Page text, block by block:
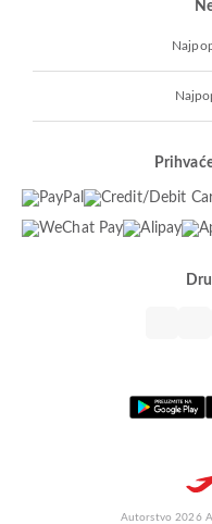
Autorstvo 2026